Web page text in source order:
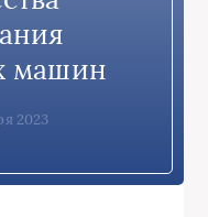
машин
2023